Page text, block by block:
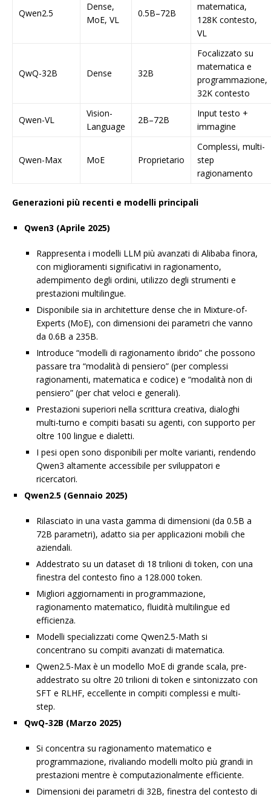
Qwen2.5
Dense,
MoE, VL
0.5B–72B
matematica,
128K contesto,
VL
QwQ-32B Dense 32B
Focalizzato su
matematica e
programmazione,
32K contesto
Qwen-VL
Vision-
Language
2B–72B
Input testo +
immagine
Qwen-Max MoE Proprietario
Complessi, multi-
step
ragionamento
Generazioni più recenti e modelli principali
Qwen3 (Aprile 2025)
Rappresenta i modelli LLM più avanzati di Alibaba finora,
con miglioramenti significativi in ragionamento,
adempimento degli ordini, utilizzo degli strumenti e
prestazioni multilingue.
Disponibile sia in architetture dense che in Mixture-of-
Experts (MoE), con dimensioni dei parametri che vanno
da 0.6B a 235B.
Introduce “modelli di ragionamento ibrido” che possono
passare tra “modalità di pensiero” (per complessi
ragionamenti, matematica e codice) e “modalità non di
pensiero” (per chat veloci e generali).
Prestazioni superiori nella scrittura creativa, dialoghi
multi-turno e compiti basati su agenti, con supporto per
oltre 100 lingue e dialetti.
I pesi open sono disponibili per molte varianti, rendendo
Qwen3 altamente accessibile per sviluppatori e
ricercatori.
Qwen2.5 (Gennaio 2025)
Rilasciato in una vasta gamma di dimensioni (da 0.5B a
72B parametri), adatto sia per applicazioni mobili che
aziendali.
Addestrato su un dataset di 18 trilioni di token, con una
finestra del contesto fino a 128.000 token.
Migliori aggiornamenti in programmazione,
ragionamento matematico, fluidità multilingue ed
efficienza.
Modelli specializzati come Qwen2.5-Math si
concentrano su compiti avanzati di matematica.
Qwen2.5-Max è un modello MoE di grande scala, pre-
addestrato su oltre 20 trilioni di token e sintonizzato con
SFT e RLHF, eccellente in compiti complessi e multi-
step.
QwQ-32B (Marzo 2025)
Si concentra su ragionamento matematico e
programmazione, rivaliando modelli molto più grandi in
prestazioni mentre è computazionalmente efficiente.
Dimensioni dei parametri di 32B, finestra del contesto di